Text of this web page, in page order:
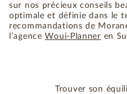
sur nos précieux conseils
optimale et définie dans le
recommandations de
l’agenceWoui-Planner en
Trouver son